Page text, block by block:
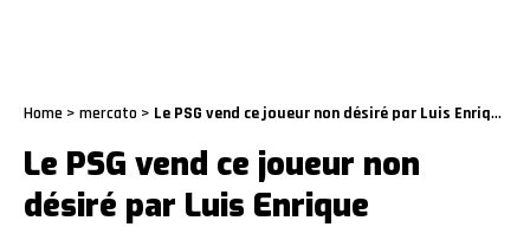
Home > mercato > Le PSG vend ce joueur non désiré par Luis Enrique
Le PSG vend ce joueur non
désiré par Luis Enrique